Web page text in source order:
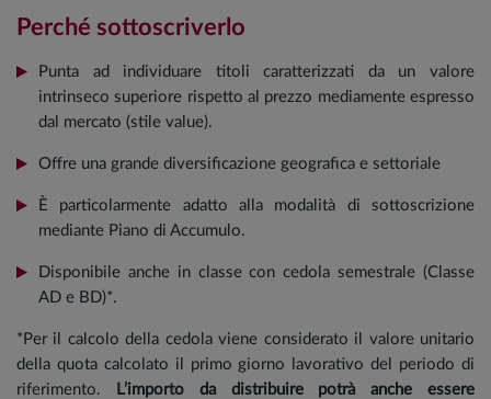
Perché sottoscriverlo
Punta ad individuare titoli caratterizzati da un valore
intrinseco superiore rispetto al prezzo mediamente espresso
dal mercato (stile value).
Offre una grande diversificazione geografica e settoriale
È particolarmente adatto alla modalità di sottoscrizione
mediante Piano di Accumulo.
Disponibile anche in classe con cedola semestrale (Classe
AD e BD)*.
*Per il calcolo della cedola viene considerato il valore unitario
della quota calcolato il primo giorno lavorativo del periodo di
riferimento.
L’importo da distribuire potrà anche essere